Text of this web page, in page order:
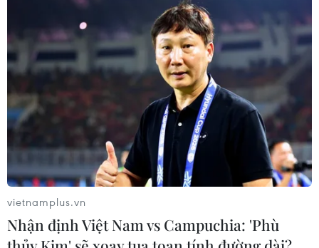
Bão Dolphin hướng vào
cảnh báo mưa lớn trên
diện rộng
Làn sóng tấn công mạng
nhằm vào các quỹ đầu cơ
lớn của Mỹ
06/08/2026 06:47
vietnamplus.vn
Nhận định Việt Nam vs Campuchia: 'Phù